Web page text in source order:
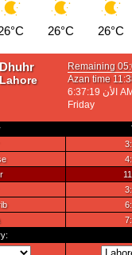
26°C 26°C